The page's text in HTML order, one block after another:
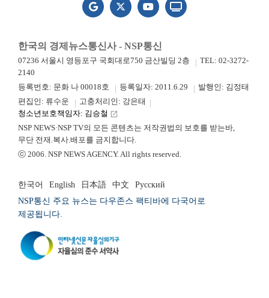
한국의 경제뉴스통신사 - NSP통신
07236 서울시 영등포구 국회대로750 금산빌딩 2층
TEL: 02-3272-
2140
등록번호: 문화 나 00018호
등록일자: 2011.6.29
발행인: 김정태
편집인: 류수운
고충처리인: 강은태
청소년보호책임자: 김승철 launch
NSP NEWS·NSP TV의 모든 콘텐츠는 저작권법의 보호를 받는바,
무단 전재.복사.배포를 금지합니다.
ⓒ 2006. NSP NEWS AGENCY. All rights reserved.
한국어 English 日本語 中文
Русский
NSP통신 주요 뉴스는 다우존스 팩티바에 다국어로
제공됩니다.